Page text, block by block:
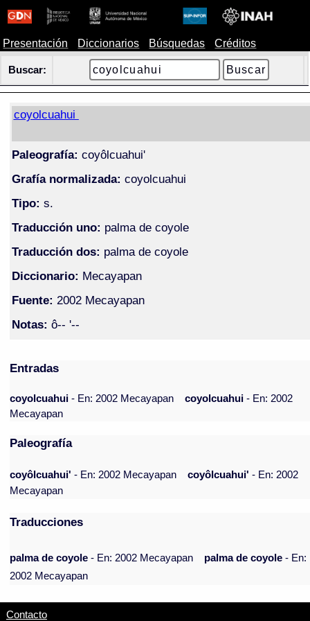
Presentación Diccionarios Búsquedas Créditos
Buscar:
coyolcuahui
Paleografía: coyôlcuahui'
Grafía normalizada: coyolcuahui
Tipo: s.
Traducción uno: palma de coyole
Traducción dos: palma de coyole
Diccionario: Mecayapan
Fuente: 2002 Mecayapan
Notas: ô-- '--
Entradas
coyolcuahui- En: 2002 Mecayapan coyolcuahui- En: 2002
Mecayapan
Paleografía
coyôlcuahui' - En: 2002 Mecayapan coyôlcuahui' - En: 2002
Mecayapan
Traducciones
palma de coyole - En: 2002 Mecayapan palma de coyole - En:
2002 Mecayapan
Contacto